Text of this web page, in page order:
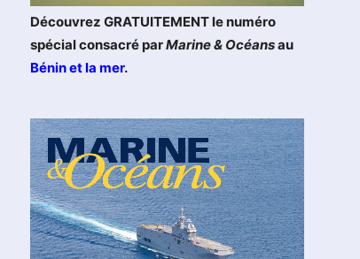
Découvrez GRATUITEMENT le numéro
spécial consacré parMarine & Océansau
Bénin et la mer.